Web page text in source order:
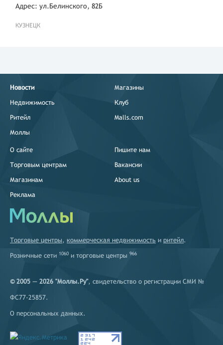
Адрес: ул.Белинского, 82Б
КУЗНЕЦК
Новости
Недвижимость
Ритейл
Моллы
Магазины
Клуб
Malls.com
О сайте
Торговым центрам
Магазинам
Реклама
Пишите нам
Вакансии
About us
Торговые центры, коммерческая недвижимость и ритейл.
Розничные сети 1060 и торговые центры 966
© 2005 — 2026 "Моллы.Ру", свидетельство о регистрации СМИ №
ФС77-25857.
О персональных данных.